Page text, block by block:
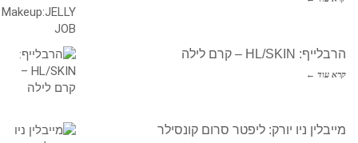
הרבלייף: HL/SKIN – קרם לילה
קרא עוד ←
מייבלין ניו יורק: ליפטר סרום קונסילר